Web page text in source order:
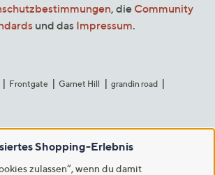
, die Community
und das Impressum.
Frontgate Garnet Hill
grandin road
Shopping-Erlebnis
zulassen“, wenn du damit